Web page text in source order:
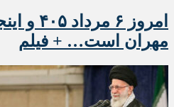
امروز ۶
مهران است… + فیلم